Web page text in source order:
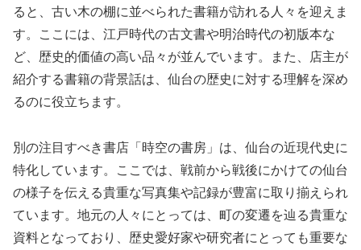
ると、古い木の棚に並べられた書籍が訪れる人々を迎えま
す。ここには、江戸時代の古文書や明治時代の初版本な
ど、歴史的価値の高い品々が並んでいます。また、店主が
紹介する書籍の背景話は、仙台の歴史に対する理解を深め
るのに役立ちます。
別の注目すべき書店「時空の書房」は、仙台の近現代史に
特化しています。ここでは、戦前から戦後にかけての仙台
の様子を伝える貴重な写真集や記録が豊富に取り揃えられ
ています。地元の人々にとっては、町の変遷を辿る貴重な
資料となっており、歴史愛好家や研究者にとっても重要な